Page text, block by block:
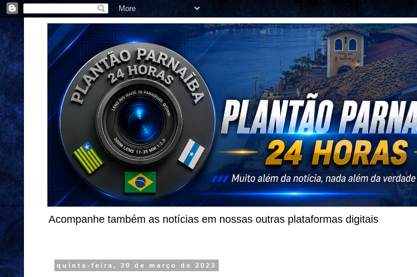
Acompanhe também as notícias em nossas outras plataformas digitais
quinta-feira, 30 de março de 2023